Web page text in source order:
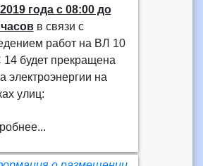
года с 08:00 до
в связи с
работ на ВЛ 10
будет прекращена
электроэнергии на
улиц: